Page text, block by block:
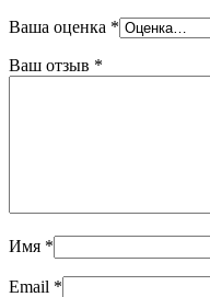
Ваша оценка *
Ваш отзыв *
Имя *
Email *